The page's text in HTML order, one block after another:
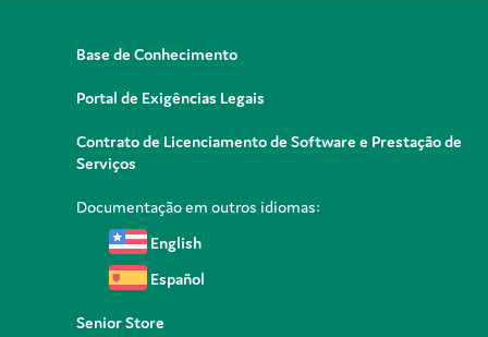
Base de Conhecimento
Portal de Exigências Legais
Contrato de Licenciamento de Software e Prestação de
Serviços
Documentação em outros idiomas:
English
Español
Senior Store